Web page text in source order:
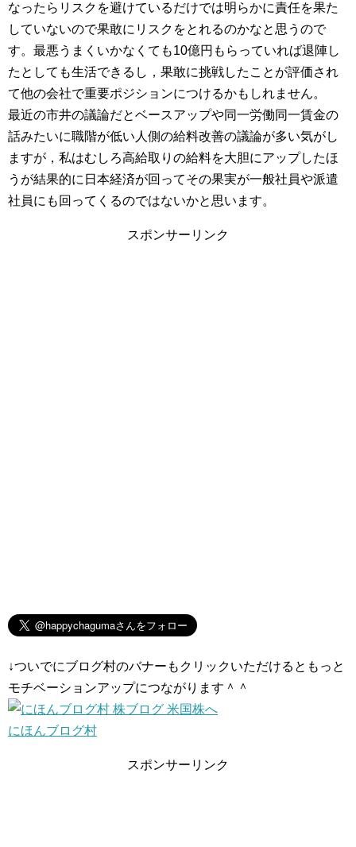
なったらリスクを避けているだけでは明らかに責任を果た
していないので果敢にリスクをとれるのかなと思うので
す。最悪うまくいかなくても10億円もらっていれば退陣し
たとしても生活できるし，果敢に挑戦したことが評価され
て他の会社で重要ポジションにつけるかもしれません。
最近の市井の議論だとベースアップや同一労働同一賃金の
話みたいに職階が低い人側の給料改善の議論が多い気がし
ますが，私はむしろ高給取りの給料を大胆にアップしたほ
うが結果的に日本経済が回ってその果実が一般社員や派遣
社員にも回ってくるのではないかと思います。
スポンサーリンク
↓ついでにブログ村のバナーもクリックいただけるともっと
モチベーションアップにつながります＾＾
にほんブログ村
スポンサーリンク